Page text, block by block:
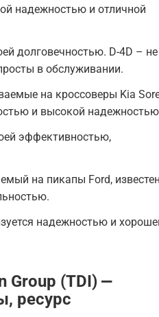
надежностью и отличной
долговечностью. D-4D – не
в обслуживании.
на кроссоверы Kia
и высокой
эффективностью,
на пикапы Ford,
надежностью и
Group (TDI) ⎼
ресурс